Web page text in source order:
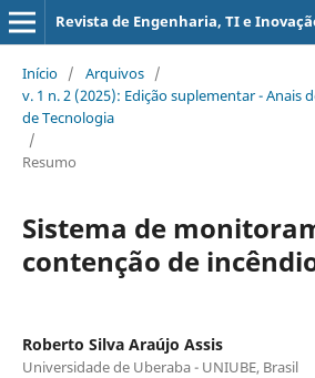
Revista de Engenharia, TI e
Início / Arquivos /
v. 1 n. 2 (2025): Edição suplementar - Anais
de Tecnologia
/
Resumo
Sistema de
contenção de
Roberto Silva Araújo Assis
Universidade de Uberaba - UNIUBE, Brasil